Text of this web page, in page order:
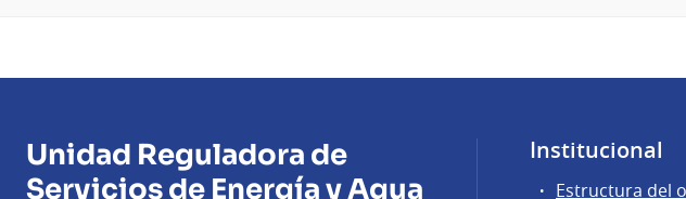
Unidad Reguladora de
Servicios de Energía y Agua
Institucional
Estructura del